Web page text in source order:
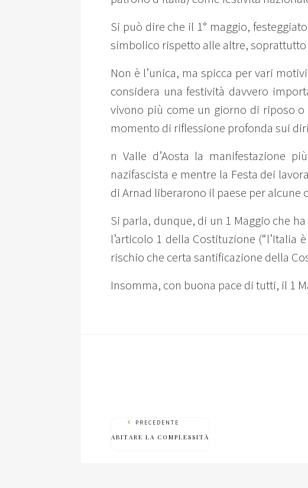
Si può dire che il 1° maggio,
simbolico rispetto alle altre,
Non è l’unica, ma spicca per vari
considera una festività davvero
vivono più come un giorno di riposo
momento di riflessione profonda sui
n Valle d’Aosta la manifestazione
nazifascista e mentre la Festa dei
di Arnad liberarono il paese per alcune
Si parla, dunque, di un 1 Maggio che
l’articolo 1 della Costituzione
rischio che certa santificazione della
Insomma, con buona pace di tutti, il 1
PRECEDENTE
ABITARE LA COMPLESSITÀ